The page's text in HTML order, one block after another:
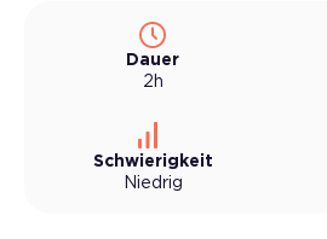
Dauer
2h
Schwierigkeit
Niedrig